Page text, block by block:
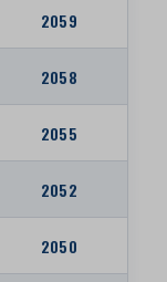
2059
2058
2055
2052
2050